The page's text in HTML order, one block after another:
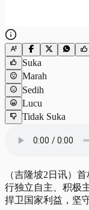
Suka
Marah
Sedih
Lucu
Tidak Suka
（吉隆坡2日讯）
行独立自主、积极
捍卫国家利益，坚